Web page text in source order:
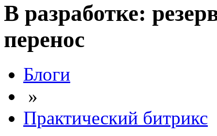
В разработке:
перенос
Блоги
»
Практический битрикс